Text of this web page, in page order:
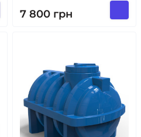
7 800 грн